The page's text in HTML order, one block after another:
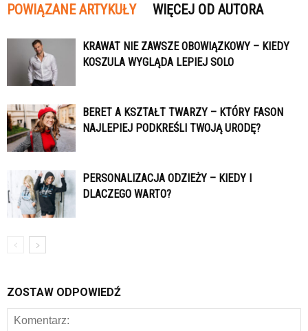
POWIĄZANE ARTYKUŁY WIĘCEJ OD AUTORA
KRAWAT NIE ZAWSZE OBOWIĄZKOWY – KIEDY
KOSZULA WYGLĄDA LEPIEJ SOLO
BERET A KSZTAŁT TWARZY – KTÓRY FASON
NAJLEPIEJ PODKREŚLI TWOJĄ URODĘ?
PERSONALIZACJA ODZIEŻY – KIEDY I
DLACZEGO WARTO?
ZOSTAW ODPOWIEDŹ